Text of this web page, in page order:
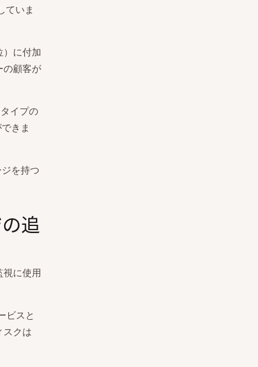
ていま
）に付加
の顧客が
イプの
きま
を持つ
追
視に使用
ビスと
スクは